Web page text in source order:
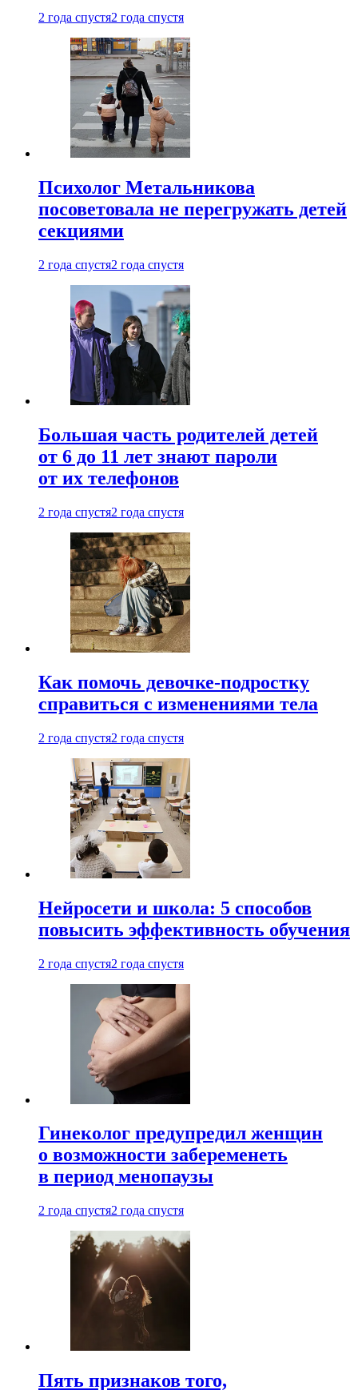
2 года спустя2 года спустя
Психолог Метальникова
посоветовала не перегружать детей
секциями
2 года спустя2 года спустя
Большая часть родителей детей
от 6 до 11 лет знают пароли
от их телефонов
2 года спустя2 года спустя
Как помочь девочке-подростку
справиться с изменениями тела
2 года спустя2 года спустя
Нейросети и школа: 5 способов
повысить эффективность обучения
2 года спустя2 года спустя
Гинеколог предупредил женщин
о возможности забеременеть
в период менопаузы
2 года спустя2 года спустя
Пять признаков того,